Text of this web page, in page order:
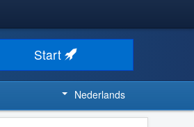
Start
Nederlands